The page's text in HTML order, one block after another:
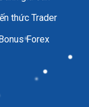
thức Trader
Bonus Forex